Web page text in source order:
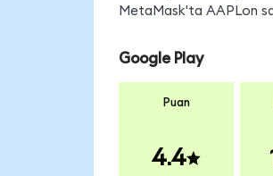
MetaMask'ta AAPLon
Google Play
Puan
4.4